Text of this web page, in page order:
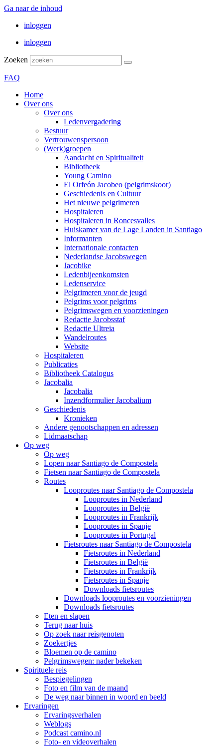
Ga naar de inhoud
inloggen
inloggen
Zoeken
FAQ
Home
Over ons
Over ons
Ledenvergadering
Bestuur
Vertrouwenspersoon
(Werk)groepen
Aandacht en Spiritualiteit
Bibliotheek
Young Camino
El Orfeón Jacobeo (pelgrimskoor)
Geschiedenis en Cultuur
Het nieuwe pelgrimeren
Hospitaleren
Hospitaleren in Roncesvalles
Huiskamer van de Lage Landen in Santiago
Informanten
Internationale contacten
Nederlandse Jacobswegen
Jacobike
Ledenbijeenkomsten
Ledenservice
Pelgrimeren voor de jeugd
Pelgrims voor pelgrims
Pelgrimswegen en voorzieningen
Redactie Jacobsstaf
Redactie Ultreia
Wandelroutes
Website
Hospitaleren
Publicaties
Bibliotheek Catalogus
Jacobalia
Jacobalia
Inzendformulier Jacobalium
Geschiedenis
Kronieken
Andere genootschappen en adressen
Lidmaatschap
Op weg
Op weg
Lopen naar Santiago de Compostela
Fietsen naar Santiago de Compostela
Routes
Looproutes naar Santiago de Compostela
Looproutes in Nederland
Looproutes in België
Looproutes in Frankrijk
Looproutes in Spanje
Looproutes in Portugal
Fietsroutes naar Santiago de Compostela
Fietsroutes in Nederland
Fietsroutes in België
Fietsroutes in Frankrijk
Fietsroutes in Spanje
Downloads fietsroutes
Downloads looproutes en voorzieningen
Downloads fietsroutes
Eten en slapen
Terug naar huis
Op zoek naar reisgenoten
Zoekertjes
Bloemen op de camino
Pelgrimswegen: nader bekeken
Spirituele reis
Bespiegelingen
Foto en film van de maand
De weg naar binnen in woord en beeld
Ervaringen
Ervaringsverhalen
Weblogs
Podcast camino.nl
Foto- en videoverhalen